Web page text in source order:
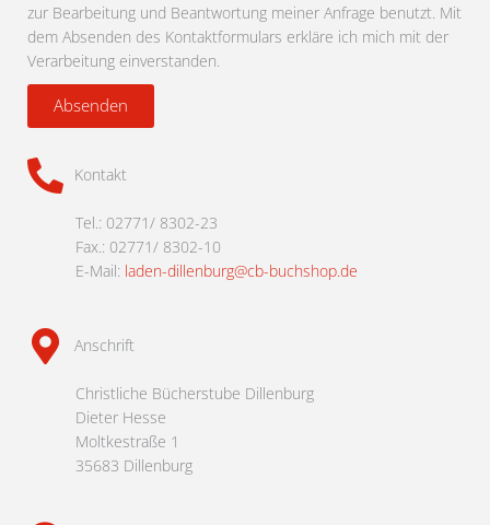
zur Bearbeitung und Beantwortung meiner Anfrage benutzt. Mit
dem Absenden des Kontaktformulars erkläre ich mich mit der
Verarbeitung einverstanden.
Absenden
Kontakt
Tel.: 02771/ 8302-23
Fax.: 02771/ 8302-10
E-Mail: laden-dillenburg@cb-buchshop.de
Anschrift
Christliche Bücherstube Dillenburg
Dieter Hesse
Moltkestraße 1
35683 Dillenburg